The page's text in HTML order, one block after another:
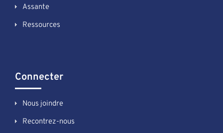
Assante
Ressources
Connecter
Nous joindre
Recontrez-nous